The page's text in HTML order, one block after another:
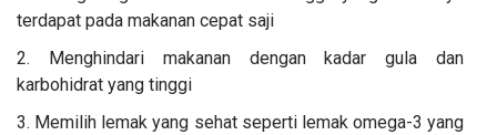
terdapat pada makanan cepat saji
Menghindari makanan dengan kadar gula dan
karbohidrat yang tinggi
Memilih lemak yang sehat seperti lemak omega-3 yang